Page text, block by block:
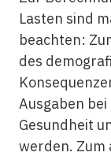
Lasten sind
beachten:
des
Ausgaben
Gesundheit
werden. Zum